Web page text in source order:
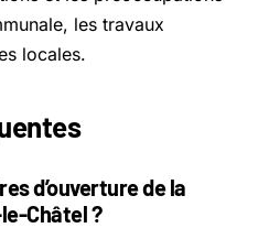
les travaux
locales.
d’ouverture de la
Châtel ?